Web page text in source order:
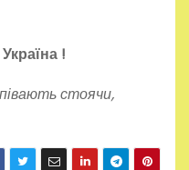
!
стоячи,